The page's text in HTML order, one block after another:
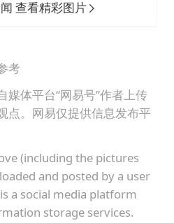
查看精彩图片
考
媒体平台“网易号”作者上传
点。网易仅提供信息发布平
(including the pictures
and posted by a user
a social media platform
storage services.